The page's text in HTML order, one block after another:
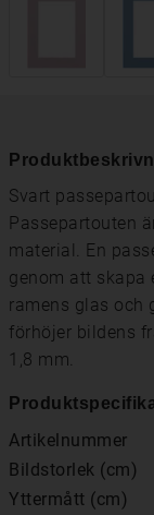
Svart
Passepartouten
material. En
genom att skapa
ramens glas och
förhöjer bildens
1,8 mm.
Artikelnummer
Bildstorlek (cm)
Yttermått (cm)